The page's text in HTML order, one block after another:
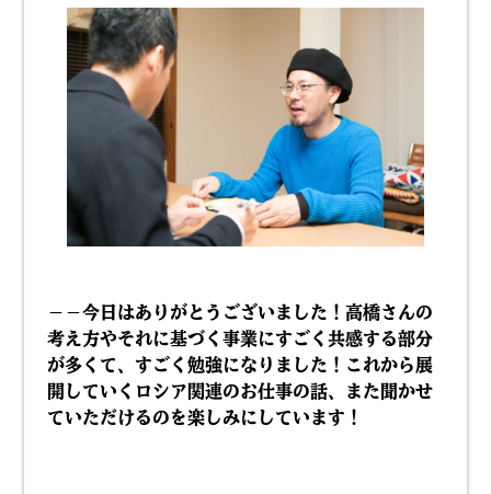
－－今日はありがとうございました！高橋さんの
考え方やそれに基づく事業にすごく共感する部分
が多くて、すごく勉強になりました！これから展
開していくロシア関連のお仕事の話、また聞かせ
ていただけるのを楽しみにしています！